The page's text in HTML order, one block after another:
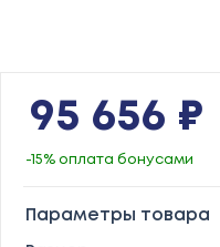
95 656 ₽
-15% оплата бонусами
Параметры товара